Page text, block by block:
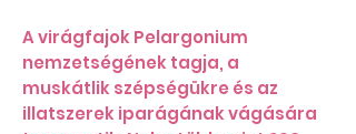
A virágfajok Pelargonium
nemzetségének tagja, a
muskátlik szépségükre és az
illatszerek iparágának vágására